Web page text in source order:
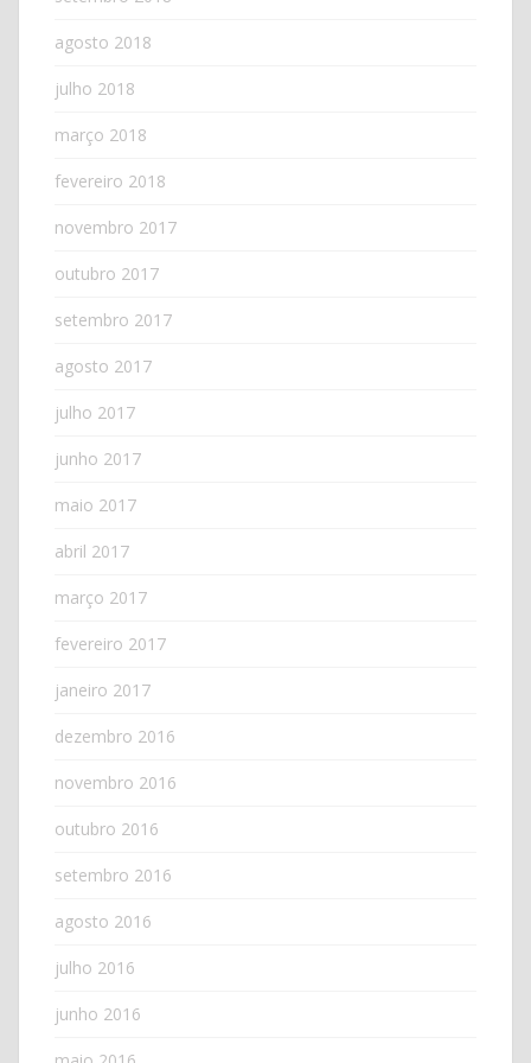
agosto 2018
julho 2018
março 2018
fevereiro 2018
novembro 2017
outubro 2017
setembro 2017
agosto 2017
julho 2017
junho 2017
maio 2017
abril 2017
março 2017
fevereiro 2017
janeiro 2017
dezembro 2016
novembro 2016
outubro 2016
setembro 2016
agosto 2016
julho 2016
junho 2016